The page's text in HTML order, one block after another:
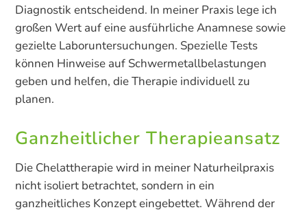
Diagnostik entscheidend. In meiner Praxis lege ich
großen Wert auf eine ausführliche Anamnese sowie
gezielte Laboruntersuchungen. Spezielle Tests
können Hinweise auf Schwermetallbelastungen
geben und helfen, die Therapie individuell zu
planen.
Ganzheitlicher Therapieansatz
Die Chelattherapie wird in meiner Naturheilpraxis
nicht isoliert betrachtet, sondern in ein
ganzheitliches Konzept eingebettet. Während der